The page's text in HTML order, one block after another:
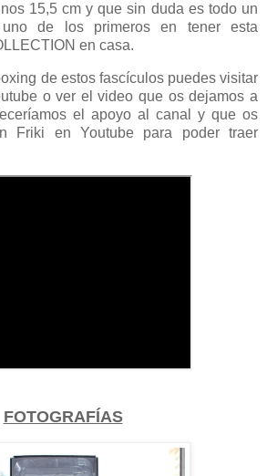
15,5 cm y que sin duda es todo un
de los primeros en tener esta
en casa.
de estos fascículos puedes visitar
o ver el video que os dejamos a
el apoyo al canal y que os
Friki en Youtube para poder traer
FOTOGRAFÍAS